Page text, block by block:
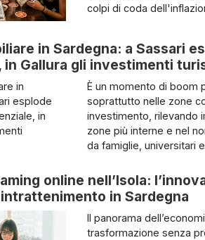
colpi di coda
in Sardegna: a Sassari
in Gallura gli investimenti
È un momento di boom
soprattutto nelle zone
investimento, rilevando
zone più interne e nel
da famiglie, universitari
online nell’Isola:
in Sardegna
Il panorama
trasformazione senza